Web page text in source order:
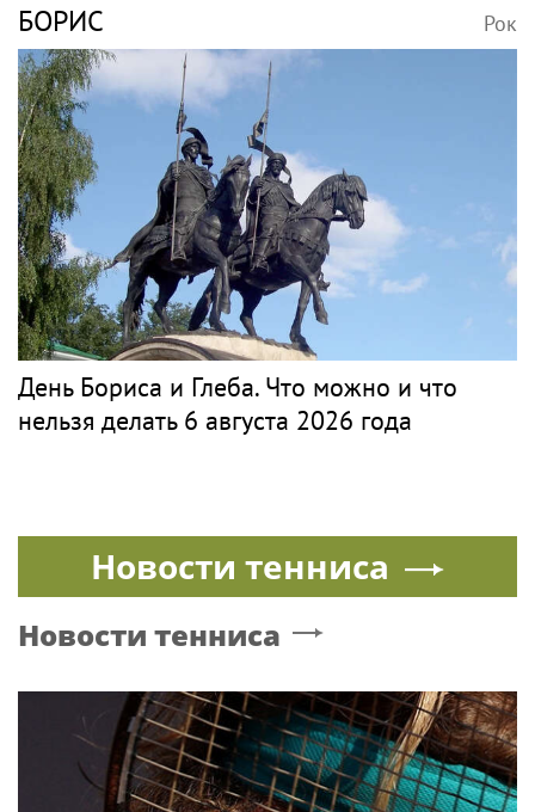
БОРИС Рок
День Бориса и Глеба. Что можно и что
нельзя делать 6 августа 2026 года
Новости тенниса
Новости тенниса